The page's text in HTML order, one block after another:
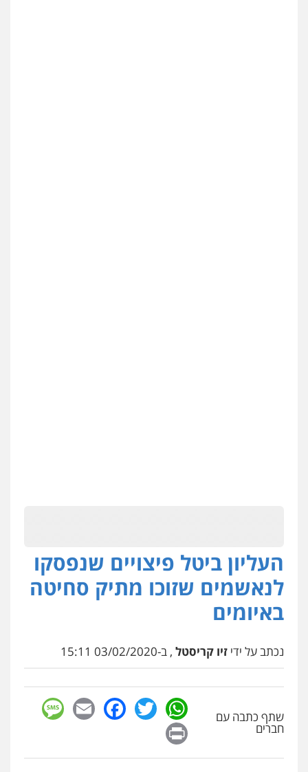
העליון ביטל פיצויים שנפסקו
לנאשמים שזוכו מתיק סחיטה
באיומים
נכתב על ידי זיו קריסטל , ב-03/02/2020 15:11
שתף כתבה עם
חברים
WhatsApp
Twitter
Facebook
Email